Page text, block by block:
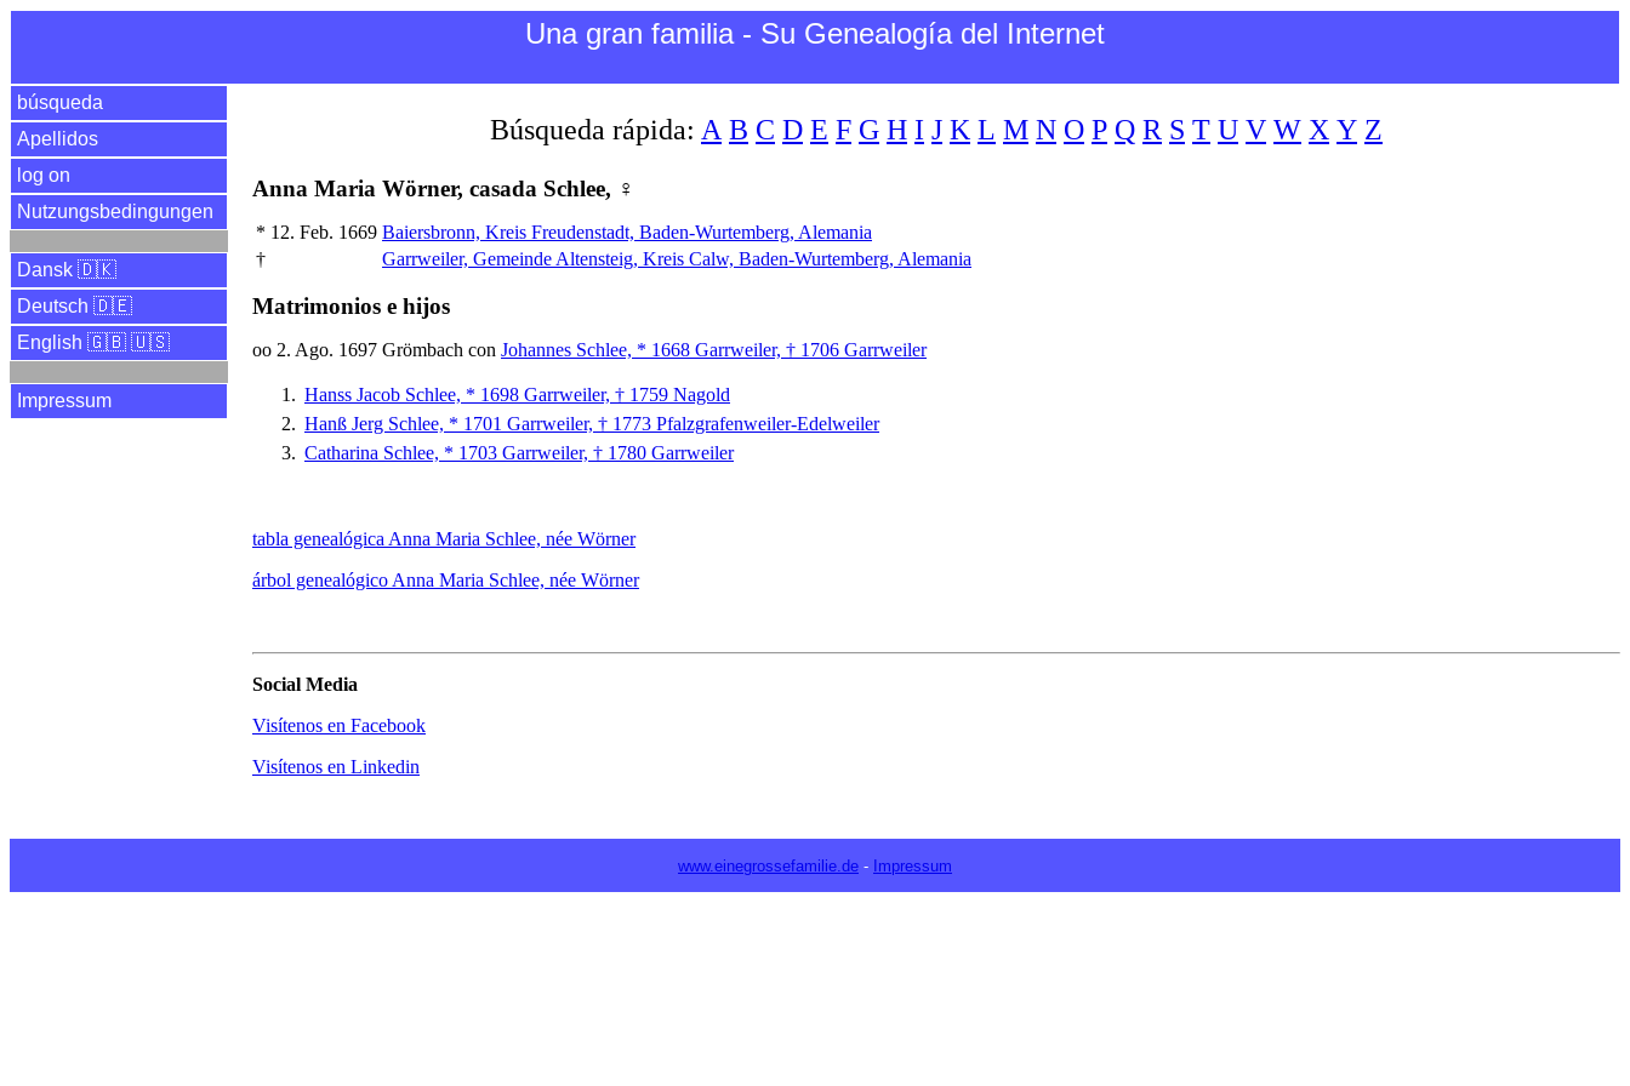
Una gran familia - Su Genealogía del Internet
búsqueda
Apellidos
log on
Nutzungsbedingungen
Dansk 🇩🇰
Deutsch 🇩🇪
English 🇬🇧 🇺🇸
Impressum
Búsqueda rápida: A B C D E F G H I J K L M N O P Q R S T U V W X Y Z
Anna Maria Wörner, casada Schlee, ♀
* 12. Feb. 1669 Baiersbronn, Kreis Freudenstadt, Baden-Wurtemberg, Alemania
†
Garrweiler, Gemeinde Altensteig, Kreis Calw, Baden-Wurtemberg, Alemania
Matrimonios e hijos
oo 2. Ago. 1697 Grömbach con Johannes Schlee, * 1668 Garrweiler, † 1706 Garrweiler
Hanss Jacob Schlee, * 1698 Garrweiler, † 1759 Nagold
Hanß Jerg Schlee, * 1701 Garrweiler, † 1773 Pfalzgrafenweiler-Edelweiler
Catharina Schlee, * 1703 Garrweiler, † 1780 Garrweiler
tabla genealógica Anna Maria Schlee, née Wörner
árbol genealógico Anna Maria Schlee, née Wörner
Social Media
Visítenos en Facebook
Visítenos en Linkedin
www.einegrossefamilie.de - Impressum